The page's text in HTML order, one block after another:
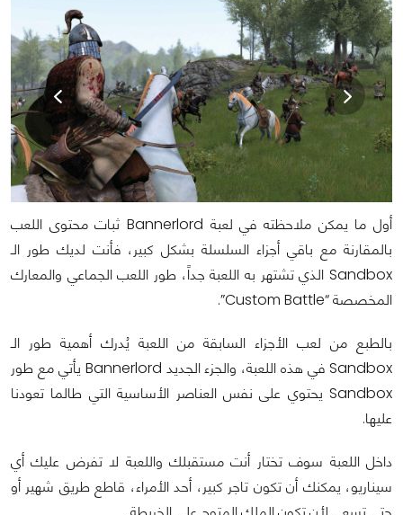
أول ما يمكن ملاحظته في لعبة Bannerlord ثبات محتوى اللعب
بالمقارنة مع باقي أجزاء السلسلة بشكل كبير، فأنت لديك طور الـ
Sandbox الذي تشتهر به اللعبة جداً، طور اللعب الجماعي والمعارك
المخصصة “Custom Battle”.
بالطبع من لعب الأجزاء السابقة من اللعبة يُدرك أهمية طور الـ
Sandbox في هذه اللعبة، والجزء الجديد Bannerlord يأتي مع طور
Sandbox يحتوي على نفس العناصر الأساسية التي طالما تعودنا
عليها.
داخل اللعبة سوف تختار أنت مستقبلك واللعبة لا تفرض عليك أي
سيناريو، يمكنك أن تكون تاجر كبير، أحد الأمراء، قاطع طريق شهير أو